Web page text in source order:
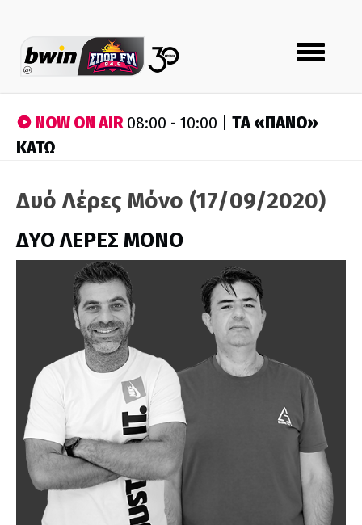
Toggle
navigation
NOW ON AIR08:00 - 10:00 | ΤA «ΠΑΝΟ»
ΚΑΤΩ
Δυό Λέρες Μόνο (17/09/2020)
ΔΥΟ ΛΕΡΕΣ ΜΟΝΟ